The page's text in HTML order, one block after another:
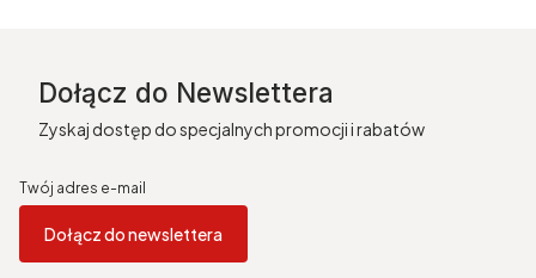
Dołącz do Newslettera
Zyskaj dostęp do specjalnych promocji i rabatów
Twój adres e-mail
Dołącz do newslettera